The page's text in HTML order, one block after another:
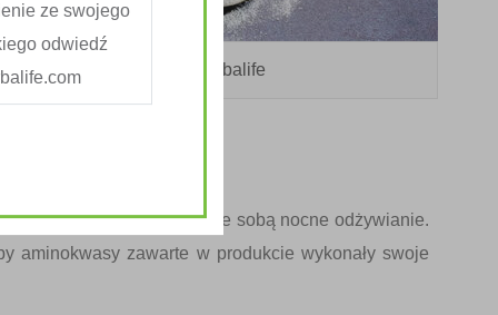
Niteworks Herbalife
zdrowotnymi, jakie niesie ze sobą nocne odżywianie.
aminokwasy zawarte w produkcie wykonały swoje
ze swojego
odwiedź